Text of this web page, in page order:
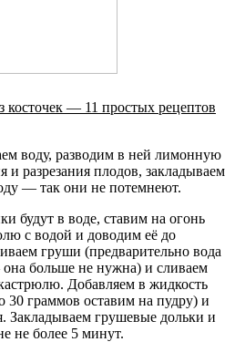
косточек — 11 простых рецептов
воду, разводим в ней лимонную
разрезания плодов, закладываем
— так они не потемнеют.
будут в воде, ставим на огонь
с водой и доводим её до
груши (предварительно вода
больше не нужна) и сливаем
Добавляем в жидкость
30 граммов оставим на пудру) и
Закладываем грушевые дольки и
не более 5 минут.